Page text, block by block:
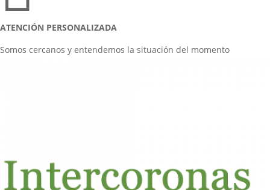
ATENCIÓN PERSONALIZADA
Somos cercanos y entendemos la situación del momento